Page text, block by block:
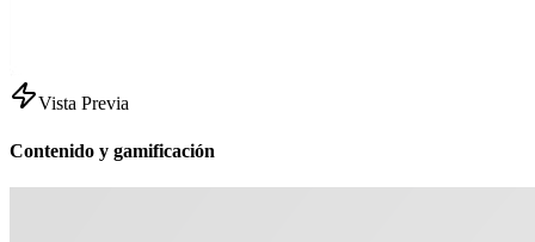
Vista Previa
Contenido y gamificación